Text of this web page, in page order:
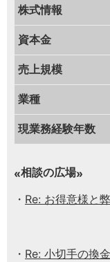
株式情報
資本金
売上規模
業種
現業務経験年数
相談の広場
Re: お得意様と
Re: 小切手の換